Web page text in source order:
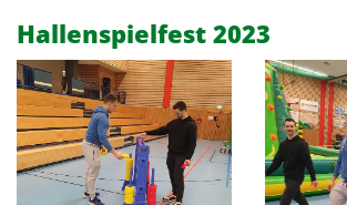
Hallenspielfest 2023